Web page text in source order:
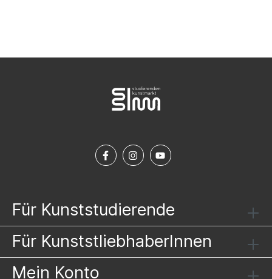
Für Kunststudierende
Für KunststliebhaberInnen
Mein Konto